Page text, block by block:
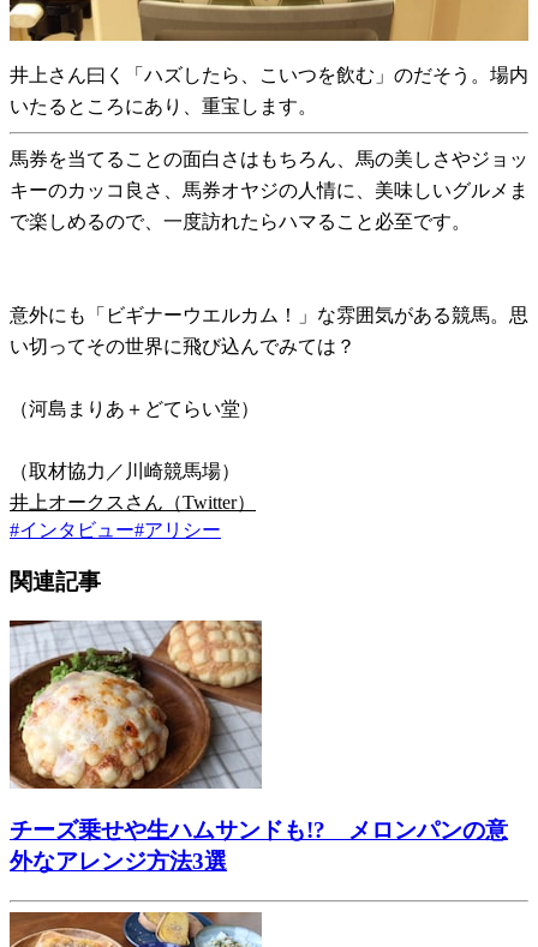
井上さん曰く「ハズしたら、こいつを飲む」のだそう。場内
いたるところにあり、重宝します。
馬券を当てることの面白さはもちろん、馬の美しさやジョッ
キーのカッコ良さ、馬券オヤジの人情に、美味しいグルメま
で楽しめるので、一度訪れたらハマること必至です。
意外にも「ビギナーウエルカム！」な雰囲気がある競馬。思
い切ってその世界に飛び込んでみては？
（河島まりあ＋どてらい堂）
（取材協力／川崎競馬場）
井上オークスさん（Twitter）
#インタビュー#アリシー
関連記事
チーズ乗せや生ハムサンドも!? メロンパンの意
外なアレンジ方法3選